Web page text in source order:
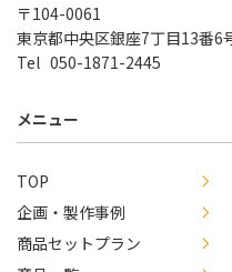
〒104-0061
東京都中央区銀座7丁目13番6
050-1871-2445
メニュー
TOP
企画・製作事例
商品セットプラン